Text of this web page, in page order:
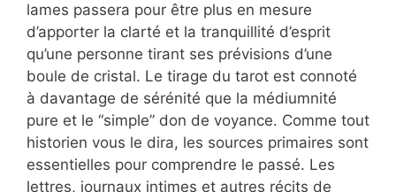
lames passera pour être plus en mesure
d’apporter la clarté et la tranquillité d’esprit
qu’une personne tirant ses prévisions d’une
boule de cristal. Le tirage du tarot est connoté
à davantage de sérénité que la médiumnité
pure et le “simple” don de voyance. Comme tout
historien vous le dira, les sources primaires sont
essentielles pour comprendre le passé. Les
lettres, journaux intimes et autres récits de